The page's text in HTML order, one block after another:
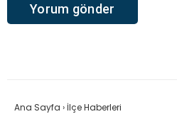
Ana Sayfa › İlçe Haberleri